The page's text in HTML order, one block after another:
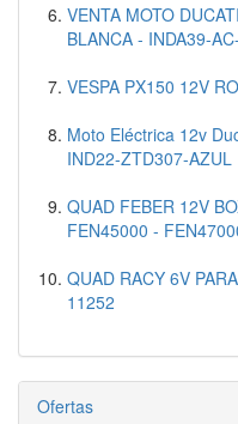
VENTA MOTO
BLANCA - INDA39-
VESPA PX150 12V
Moto Eléctrica 12v
IND22-ZTD307-AZUL
QUAD FEBER 12V
FEN45000 -
QUAD RACY 6V
11252
Ofertas